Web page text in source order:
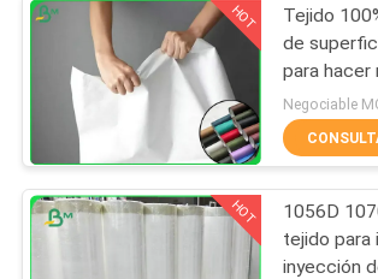
CONTROL
CALIDAD
CONTACTA
CON
papel revestido
brillante
HOT
Tejido
de
para hacer
HOT
1056D
tejido para
inyección